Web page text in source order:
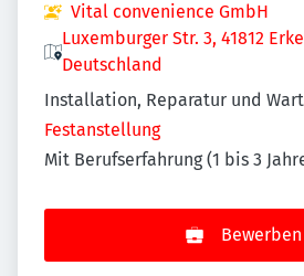
Vital convenience GmbH
Luxemburger Str. 3, 41812
Deutschland
Installation, Reparatur und
Festanstellung
Mit Berufserfahrung (1 bis 3
Bewerben